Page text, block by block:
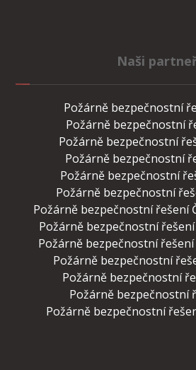
Naši
Požárně bezpečnostní
Požárně bezpečnostní
Požárně bezpečnostní
Požárně bezpečnostní
Požárně bezpečnostní
Požárně bezpečnostní
Požárně bezpečnostní řešení
Požárně bezpečnostní
Požárně bezpečnostní
Požárně bezpečnostní
Požárně bezpečnostní
Požárně bezpečnostní
Požárně bezpečnostní